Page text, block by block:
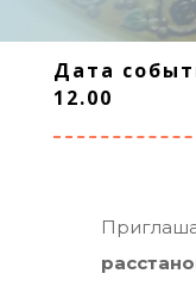
Дата
12.00